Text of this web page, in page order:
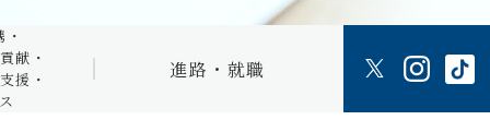
認
献・
援・
する
組み
進路・就職
進路・就職トップ
就職率・主な就職先